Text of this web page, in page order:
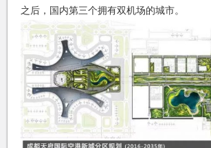
之后，国内第三个拥有双机场的城市。